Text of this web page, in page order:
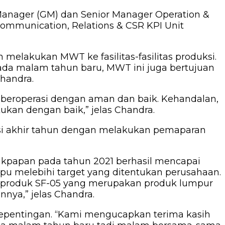
(GM) dan Senior Manager Operation &
Relations & CSR KPI Unit
MWT ke fasilitas-fasilitas produksi.
malam tahun baru, MWT ini juga bertujuan
dengan aman dan baik. Kehandalan,
dengan baik,” jelas Chandra.
tahun dengan melakukan pemaparan
pada tahun 2021 berhasil mencapai
melebihi target yang ditentukan perusahaan.
SF-05 yang merupakan produk lumpur
jelas Chandra.
“Kami mengucapkan terima kasih